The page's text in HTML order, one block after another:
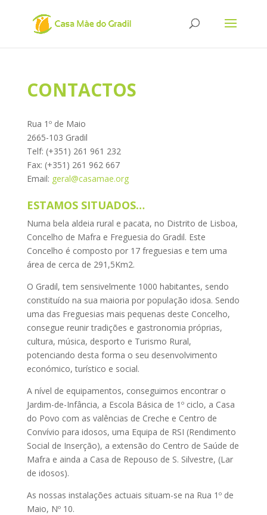
CONTACTOS
Rua 1º de Maio
2665-103 Gradil
Telf: (+351) 261 961 232
Fax: (+351) 261 962 667
Email: geral@casamae.org
ESTAMOS SITUADOS…
Numa bela aldeia rural e pacata, no Distrito de Lisboa,
Concelho de Mafra e Freguesia do Gradil. Este
Concelho é composto por 17 freguesias e tem uma
área de cerca de 291,5Km2.
O Gradil, tem sensivelmente 1000 habitantes, sendo
constituído na sua maioria por população idosa. Sendo
uma das Freguesias mais pequenas deste Concelho,
consegue reunir tradições e gastronomia próprias,
cultura, música, desporto e Turismo Rural,
potenciando desta forma o seu desenvolvimento
económico, turístico e social.
A nível de equipamentos, conseguimos encontrar o
Jardim-de-Infância, a Escola Básica de 1º ciclo, a Casa
do Povo com as valências de Creche e Centro de
Convívio para idosos, uma Equipa de RSI (Rendimento
Social de Inserção), a extensão do Centro de Saúde de
Mafra e ainda a Casa de Repouso de S. Silvestre, (Lar
de idosos).
As nossas instalações actuais situam-se na Rua 1º de
Maio, Nº 10.